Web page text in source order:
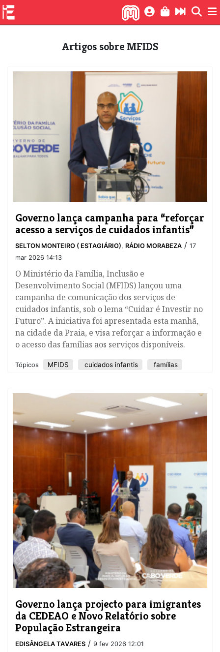
Artigos sobre MFIDS
Governo lança campanha para “reforçar
acesso a serviços de cuidados infantis”
SELTON MONTEIRO ( ESTAGIÁRIO), RÁDIO MORABEZA / 17
mar 2026 14:13
O Ministério da Família, Inclusão e
Desenvolvimento Social (MFIDS) lançou uma
campanha de comunicação dos serviços de
cuidados infantis, sob o lema “Cuidar é Investir no
Futuro”. A iniciativa foi apresentada esta manhã,
na cidade da Praia, e visa reforçar a informação e
o acesso das famílias aos serviços disponíveis.
Tópicos MFIDS cuidados infantis famílias
​Governo lança projecto para imigrantes
da CEDEAO e Novo Relatório sobre
População Estrangeira
EDISÂNGELA TAVARES / 9 fev 2026 12:01